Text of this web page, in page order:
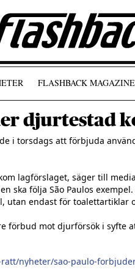
FLASHBACK MAGAZINE
djurtestad
i torsdags att förbjuda
lagförslaget, säger till
ska följa São Paulos
utan endast för toalettartiklar
förbud mot djurförsök i syfte